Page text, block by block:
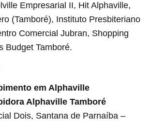
Empresarial II, Hit Alphaville,
(Tamboré), Instituto Presbiteriano
Comercial Jubran, Shopping
Budget Tamboré.
em Alphaville
Alphaville Tamboré
Dois, Santana de Parnaíba –